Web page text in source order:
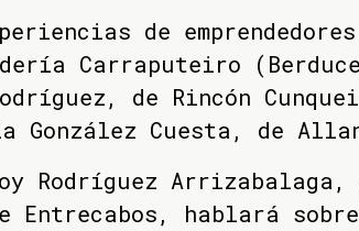
de
Carraputeiro
de Rincón
González Cuesta, de
Rodríguez Arrizabalaga,
Entrecabos, hablará